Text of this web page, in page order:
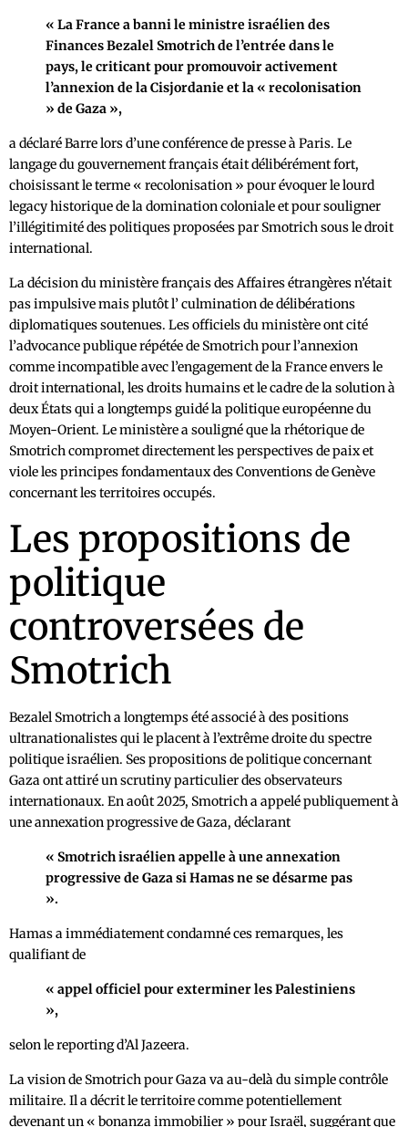
« La France a banni le ministre israélien des
Finances Bezalel Smotrich de l’entrée dans le
pays, le criticant pour promouvoir activement
l’annexion de la Cisjordanie et la « recolonisation
» de Gaza »,
a déclaré Barre lors d’une conférence de presse à Paris. Le
langage du gouvernement français était délibérément fort,
choisissant le terme « recolonisation » pour évoquer le lourd
legacy historique de la domination coloniale et pour souligner
l’illégitimité des politiques proposées par Smotrich sous le droit
international.
La décision du ministère français des Affaires étrangères n’était
pas impulsive mais plutôt l’ culmination de délibérations
diplomatiques soutenues. Les officiels du ministère ont cité
l’advocance publique répétée de Smotrich pour l’annexion
comme incompatible avec l’engagement de la France envers le
droit international, les droits humains et le cadre de la solution à
deux États qui a longtemps guidé la politique européenne du
Moyen-Orient. Le ministère a souligné que la rhétorique de
Smotrich compromet directement les perspectives de paix et
viole les principes fondamentaux des Conventions de Genève
concernant les territoires occupés.
Les propositions de
politique
controversées de
Smotrich
Bezalel Smotrich a longtemps été associé à des positions
ultranationalistes qui le placent à l’extrême droite du spectre
politique israélien. Ses propositions de politique concernant
Gaza ont attiré un scrutiny particulier des observateurs
internationaux. En août 2025, Smotrich a appelé publiquement à
une annexation progressive de Gaza, déclarant
« Smotrich israélien appelle à une annexation
progressive de Gaza si Hamas ne se désarme pas
».
Hamas a immédiatement condamné ces remarques, les
qualifiant de
« appel officiel pour exterminer les Palestiniens
»,
selon le reporting d’Al Jazeera.
La vision de Smotrich pour Gaza va au-delà du simple contrôle
militaire. Il a décrit le territoire comme potentiellement
devenant un « bonanza immobilier » pour Israël, suggérant que